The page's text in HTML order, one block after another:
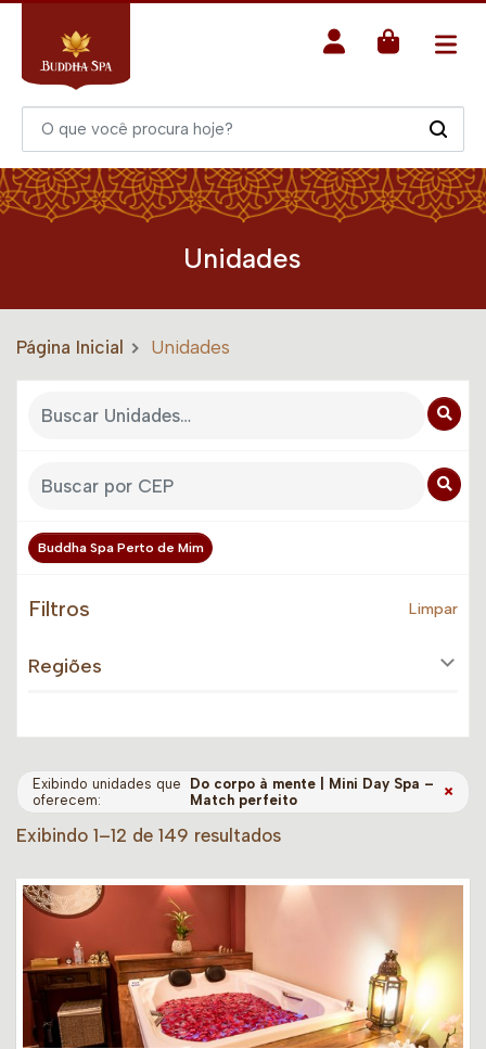
Unidades
Página Inicial Unidades
Buddha Spa Perto de Mim
Filtros Limpar
Regiões
Exibindo unidades que
oferecem:
Do corpo à mente | Mini Day Spa –
Match perfeito
×
Exibindo 1–12 de 149 resultados